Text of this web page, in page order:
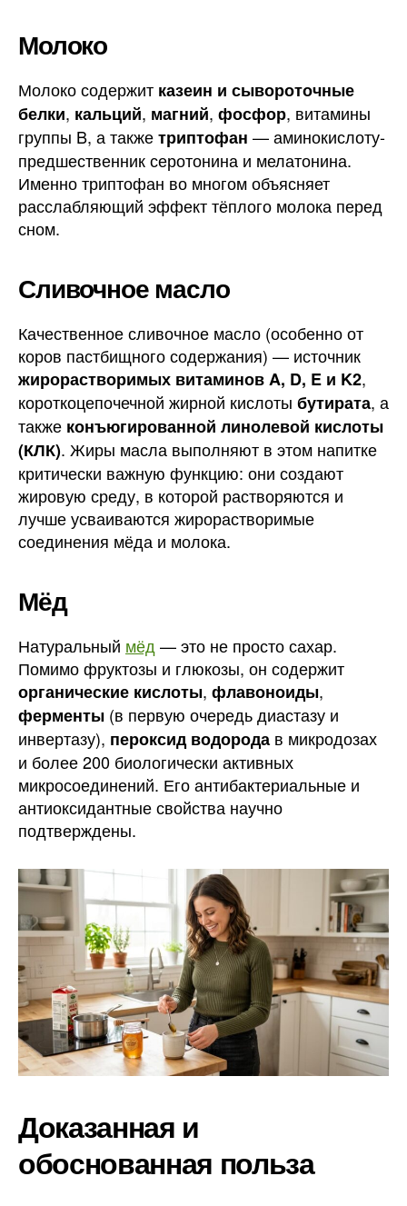
Молоко
Молоко содержит казеин и сывороточные
белки, кальций, магний, фосфор, витамины
группы B, а такжетриптофан — аминокислоту-
предшественник серотонина и мелатонина.
Именно триптофан во многом объясняет
расслабляющий эффект тёплого молока перед
сном.
Сливочное масло
Качественное сливочное масло (особенно от
коров пастбищного содержания) — источник
жирорастворимых витаминов A, D, E и K2,
короткоцепочечной жирной кислоты бутирата, а
также конъюгированной линолевой кислоты
(КЛК). Жиры масла выполняют в этом напитке
критически важную функцию: они создают
жировую среду, в которой растворяются и
лучше усваиваются жирорастворимые
соединения мёда и молока.
Мёд
Натуральный мёд — это не просто сахар.
Помимо фруктозы и глюкозы, он содержит
органические кислоты, флавоноиды,
ферменты (в первую очередь диастазу и
инвертазу), пероксид водорода в микродозах
и более 200 биологически активных
микросоединений. Его антибактериальные и
антиоксидантные свойства научно
подтверждены.
Доказанная и
обоснованная польза